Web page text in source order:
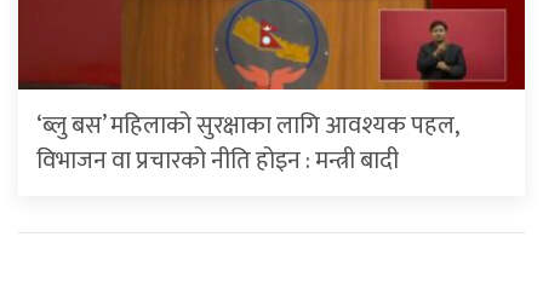
‘ब्लु बस’ महिलाको सुरक्षाका लागि आवश्यक पहल,
विभाजन वा प्रचारको नीति होइन : मन्त्री बादी